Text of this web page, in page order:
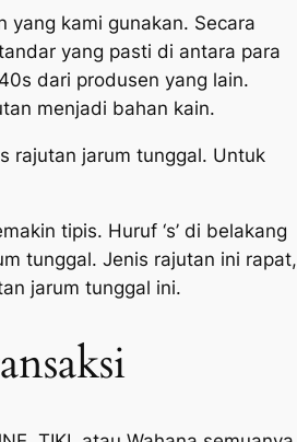
yang kami gunakan. Secara
yang pasti di antara para
dari produsen yang lain.
menjadi bahan kain.
rajutan jarum tunggal. Untuk
tipis. Huruf ‘s’ di belakang
tunggal. Jenis rajutan ini rapat,
jarum tunggal ini.